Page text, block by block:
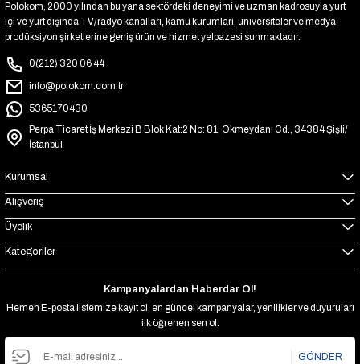
Polokom, 2000 yılından bu yana sektördeki deneyimi ve uzman kadrosuyla yurt
içi ve yurt dışında TV/radyo kanalları, kamu kurumları, üniversiteler ve medya-
prodüksiyon şirketlerine geniş ürün ve hizmet yelpazesi sunmaktadır.
0(212) 320 06 44
info@polokom.com.tr
5365170430
Perpa Ticaret İş Merkezi B Blok Kat:2 No: 81, Okmeydanı Cd., 34384 Şişli/
İstanbul
Kurumsal
Alışveriş
Üyelik
Kategoriler
Kampanyalardan Haberdar Ol!
Hemen E-posta listemize kayıt ol, en güncel kampanyalar, yenilikler ve duyuruları
ilk öğrenen sen ol.
GÖNDER